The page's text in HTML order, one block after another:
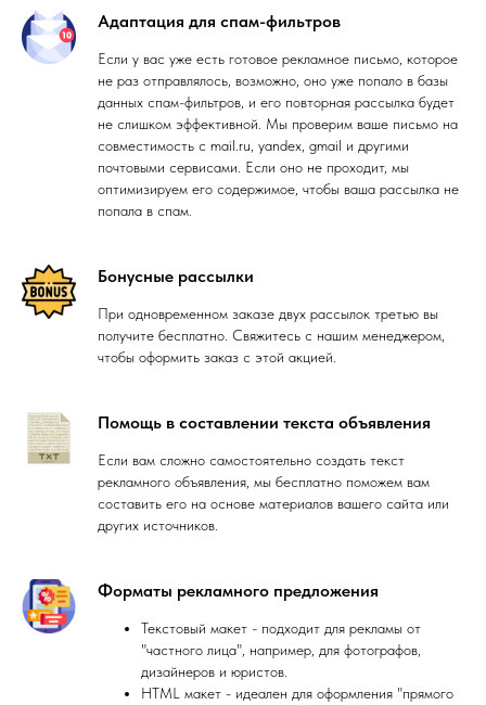
Адаптация для спам-фильтров
Если у вас уже есть готовое рекламное письмо, которое
не раз отправлялось, возможно, оно уже попало в базы
данных спам-фильтров, и его повторная рассылка будет
не слишком эффективной. Мы проверим ваше письмо на
совместимость с mail.ru, yandex, gmail и другими
почтовыми сервисами. Если оно не проходит, мы
оптимизируем его содержимое, чтобы ваша рассылка не
попала в спам.
Бонусные рассылки
При одновременном заказе двух рассылок третью вы
получите бесплатно. Свяжитесь с нашим менеджером,
чтобы оформить заказ с этой акцией.
Помощь в составлении текста объявления
Если вам сложно самостоятельно создать текст
рекламного объявления, мы бесплатно поможем вам
составить его на основе материалов вашего сайта или
других источников.
Форматы рекламного предложения
Текстовый макет - подходит для рекламы от
"частного лица", например, для фотографов,
дизайнеров и юристов.
HTML макет - идеален для оформления "прямого